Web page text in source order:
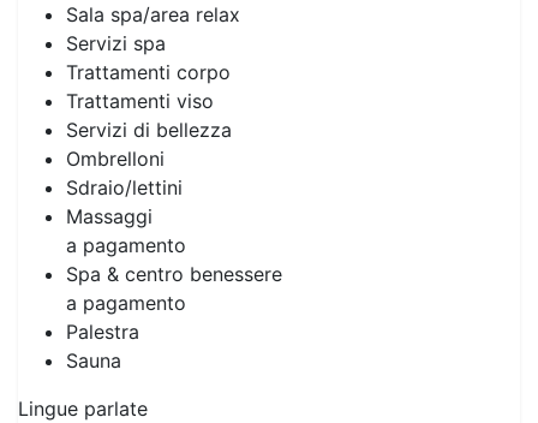
Sala spa/area relax
Servizi spa
Trattamenti corpo
Trattamenti viso
Servizi di bellezza
Ombrelloni
Sdraio/lettini
Massaggi
a pagamento
Spa & centro benessere
a pagamento
Palestra
Sauna
Lingue parlate